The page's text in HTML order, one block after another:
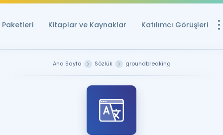
Paketleri Kitaplar ve Kaynaklar Katılımcı Görüşleri
Ücretsiz
YDS ve YÖKDİL
Ana Sayfa Sözlük groundbreaking